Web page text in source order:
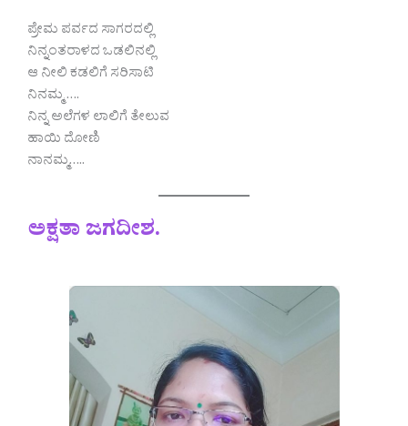
ಪ್ರೇಮ ಪರ್ವದ ಸಾಗರದಲ್ಲಿ
ನಿನ್ನಂತರಾಳದ ಒಡಲಿನಲ್ಲಿ
ಆ ನೀಲಿ ಕಡಲಿಗೆ ಸರಿಸಾಟಿ
ನಿನಮ್ಮ ….
ನಿನ್ನ ಅಲೆಗಳ ಲಾಲಿಗೆ ತೇಲುವ
ಹಾಯಿ ದೋಣಿ
ನಾನಮ್ಮ…..
ಅಕ್ಷತಾ ಜಗದೀಶ.